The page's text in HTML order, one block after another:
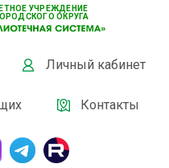
УЧРЕЖДЕНИЕ
ОКРУГА
Личный кабинет
Контакты